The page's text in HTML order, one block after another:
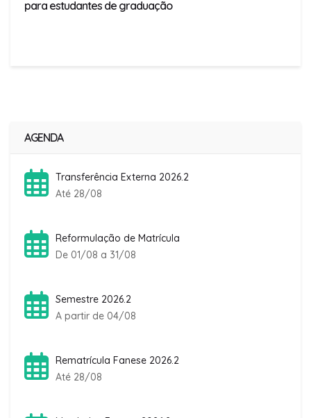
para estudantes de graduação
AGENDA
Transferência Externa 2026.2
Até 28/08
Reformulação de Matrícula
De 01/08 a 31/08
Semestre 2026.2
A partir de 04/08
Rematrícula Fanese 2026.2
Até 28/08